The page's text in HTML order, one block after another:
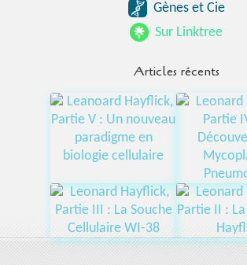
Gènes et Cie
Sur Linktree
Articles récents